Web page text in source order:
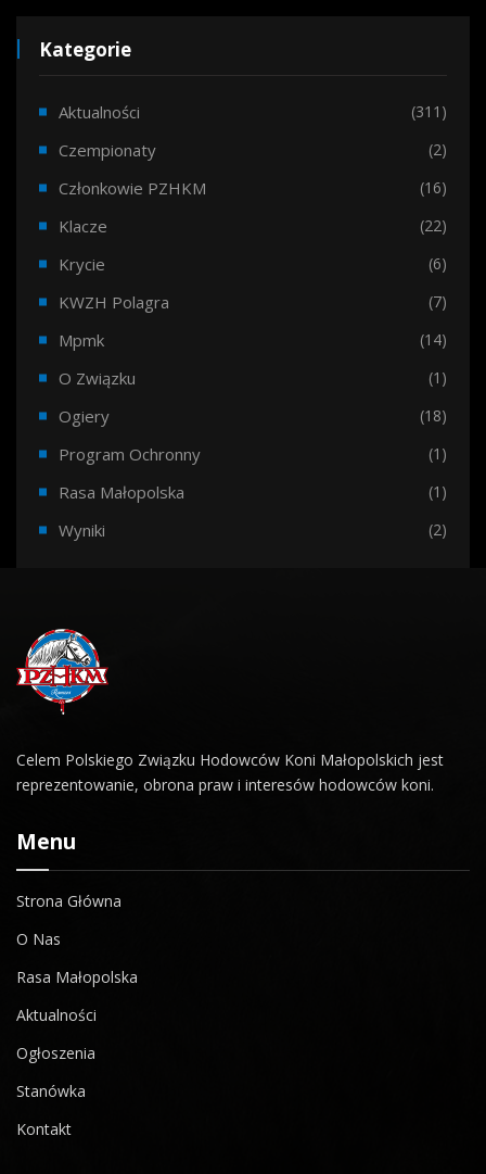
Kategorie
Aktualności (311)
Czempionaty (2)
Członkowie PZHKM (16)
Klacze (22)
Krycie (6)
KWZH Polagra (7)
Mpmk (14)
O Związku (1)
Ogiery (18)
Program Ochronny (1)
Rasa Małopolska (1)
Wyniki (2)
Celem Polskiego Związku Hodowców Koni Małopolskich jest
reprezentowanie, obrona praw i interesów hodowców koni.
Menu
Strona Główna
O Nas
Rasa Małopolska
Aktualności
Ogłoszenia
Stanówka
Kontakt